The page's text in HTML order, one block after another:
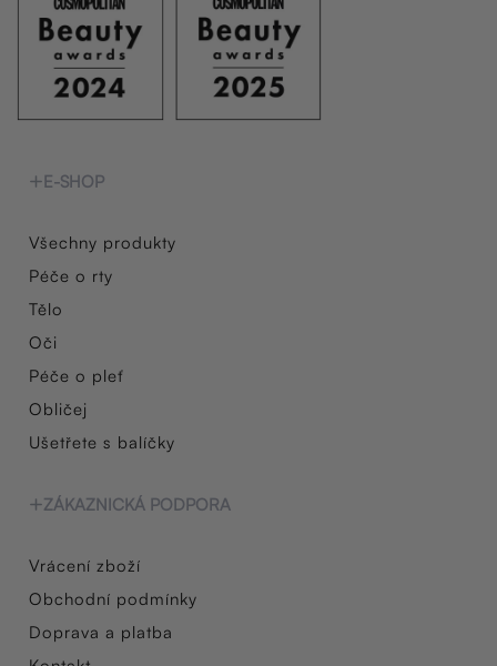
E-SHOP
Všechny produkty
Péče o rty
Tělo
Oči
Péče o pleť
Obličej
Ušetřete s balíčky
ZÁKAZNICKÁ PODPORA
Vrácení zboží
Obchodní podmínky
Doprava a platba